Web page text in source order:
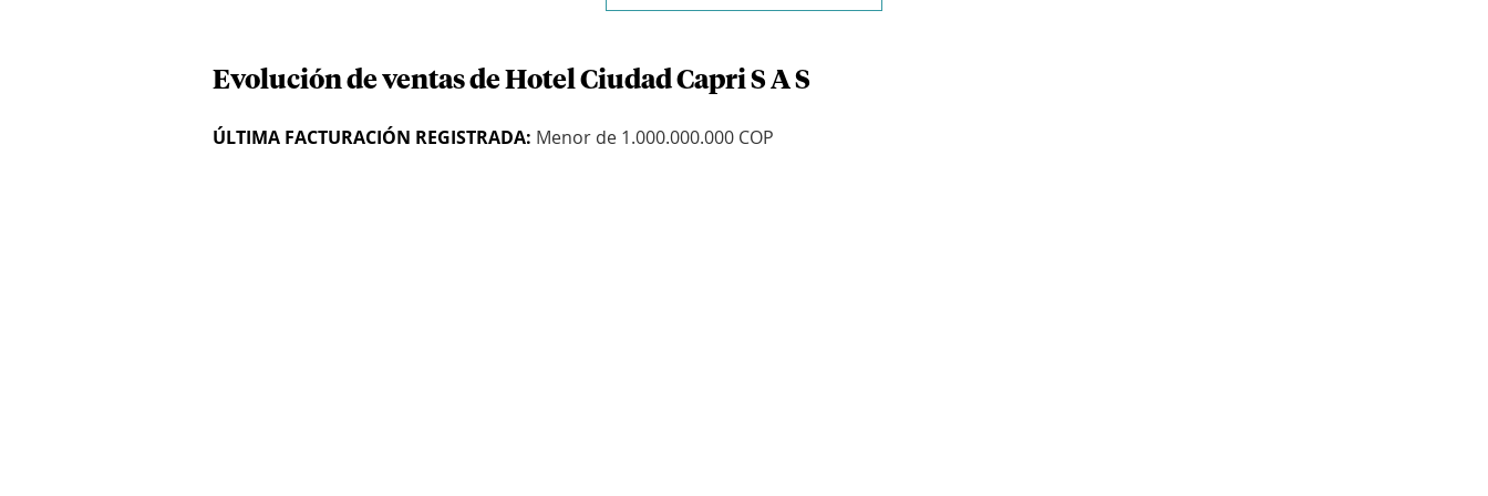
Evolución de ventas de Hotel Ciudad Capri S A S
ÚLTIMA FACTURACIÓN REGISTRADA: Menor de 1.000.000.000 COP